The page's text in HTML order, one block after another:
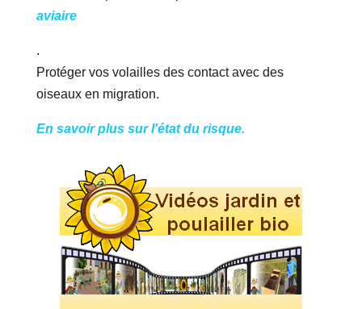
aviaire
.
Protéger vos volailles des contact avec des
oiseaux en migration.
En savoir plus sur l'état du risque.